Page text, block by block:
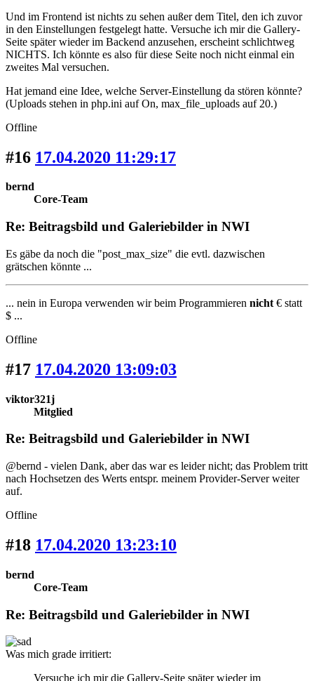
Und im Frontend ist nichts zu sehen außer dem Titel, den ich zuvor
in den Einstellungen festgelegt hatte. Versuche ich mir die Gallery-
Seite später wieder im Backend anzusehen, erscheint schlichtweg
NICHTS. Ich könnte es also für diese Seite noch nicht einmal ein
zweites Mal versuchen.
Hat jemand eine Idee, welche Server-Einstellung da stören könnte?
(Uploads stehen in php.ini auf On, max_file_uploads auf 20.)
Offline
#16 17.04.2020 11:29:17
bernd
Core-Team
Re: Beitragsbild und Galeriebilder in NWI
Es gäbe da noch die "post_max_size" die evtl. dazwischen
grätschen könnte ...
... nein in Europa verwenden wir beim Programmieren nicht € statt
$ ...
Offline
#17 17.04.2020 13:09:03
viktor321j
Mitglied
Re: Beitragsbild und Galeriebilder in NWI
@bernd - vielen Dank, aber das war es leider nicht; das Problem tritt
nach Hochsetzen des Werts entspr. meinem Provider-Server weiter
auf.
Offline
#18 17.04.2020 13:23:10
bernd
Core-Team
Re: Beitragsbild und Galeriebilder in NWI
Was mich grade irritiert:
Versuche ich mir die Gallery-Seite später wieder im